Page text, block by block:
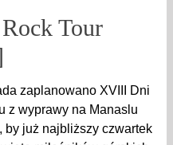
Tour
zaplanowano XVIII Dni
z wyprawy na Manaslu
by już najbliższy czwartek